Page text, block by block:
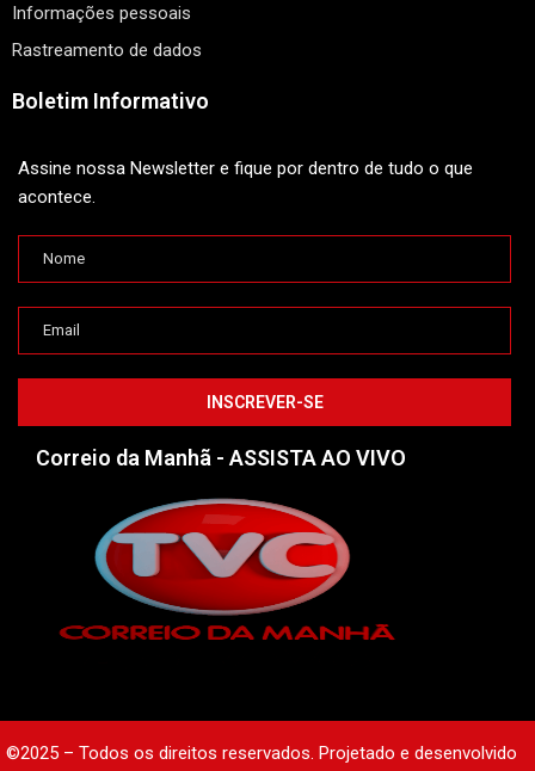
Informações pessoais
Rastreamento de dados
Boletim Informativo
Assine nossa Newsletter e fique por dentro de tudo o que
acontece.
Correio da Manhã - ASSISTA AO VIVO
©2025 – Todos os direitos reservados. Projetado e desenvolvido